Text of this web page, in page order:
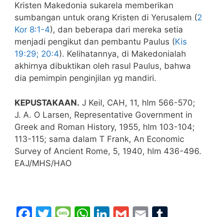
Kristen Makedonia sukarela memberikan
sumbangan untuk orang Kristen di Yerusalem (2
Kor 8:1-4), dan beberapa dari mereka setia
menjadi pengikut dan pembantu Paulus (Kis
19:29; 20:4). Kelihatannya, di Makedonialah
akhirnya dibuktikan oleh rasul Paulus, bahwa
dia pemimpin penginjilan yg mandiri.
KEPUSTAKAAN. J Keil, CAH, 11, hlm 566-570;
J. A. O Larsen, Representative Government in
Greek and Roman History, 1955, hlm 103-104;
113-115; sama dalam T Frank, An Economic
Survey of Ancient Rome, 5, 1940, hlm 436-496.
EAJ/MHS/HAO